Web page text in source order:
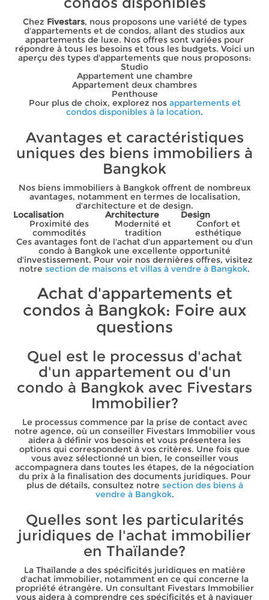
Chez Fivestars, nous proposons une variété de types
d'appartements et de condos, allant des studios aux
appartements de luxe. Nos offres sont variées pour
répondre à tous les besoins et tous les budgets. Voici un
aperçu des types d'appartements que nous proposons:
Studio
Appartement une chambre
Appartement deux chambres
Penthouse
Pour plus de choix, explorez nos appartements et
condos disponibles à la location.
Avantages et caractéristiques
uniques des biens immobiliers à
Bangkok
Nos biens immobiliers à Bangkok offrent de nombreux
avantages, notamment en termes de localisation,
d'architecture et de design.
Localisation
Architecture
Design
Proximité des
commodités
Modernité et
tradition
Confort et
esthétique
Ces avantages font de l'achat d'un appartement ou d'un
condo à Bangkok une excellente opportunité
d'investissement. Pour voir nos dernières offres, visitez
notre section de maisons et villas à vendre à Bangkok.
Achat d'appartements et
condos à Bangkok: Foire aux
questions
Quel est le processus d'achat
d'un appartement ou d'un
condo à Bangkok avec Fivestars
Immobilier?
Le processus commence par la prise de contact avec
notre agence, où un conseiller Fivestars Immobilier vous
aidera à définir vos besoins et vous présentera les
options qui correspondent à vos critères. Une fois que
vous avez sélectionné un bien, le conseiller vous
accompagnera dans toutes les étapes, de la négociation
du prix à la finalisation des documents juridiques. Pour
plus de détails, consultez notre section des biens à
vendre à Bangkok.
Quelles sont les particularités
juridiques de l'achat immobilier
en Thaïlande?
La Thaïlande a des spécificités juridiques en matière
d'achat immobilier, notamment en ce qui concerne la
propriété étrangère. Un consultant Fivestars Immobilier
vous aidera à comprendre ces spécificités et à naviguer